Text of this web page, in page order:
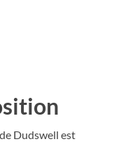
Dudswell est